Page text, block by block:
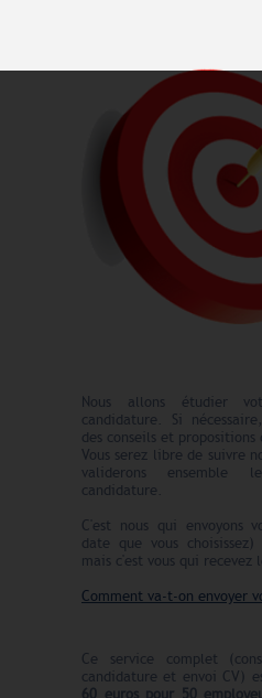
Nous allons étudier
candidature. Si
des conseils et
Vous serez libre de suivre
validerons
candidature.
C'est nous qui envoyons
date que vous
mais c'est vous qui recevez
Comment va-t-on envoyer
Ce service complet
candidature et envoi CV)